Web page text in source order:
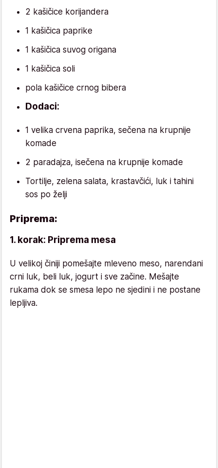
2 kašičice korijandera
1 kašičica paprike
1 kašičica suvog origana
1 kašičica soli
pola kašičice crnog bibera
Dodaci:
1 velika crvena paprika, sečena na krupnije
komade
2 paradajza, isečena na krupnije komade
Tortilje, zelena salata, krastavčići, luk i tahini
sos po želji
Priprema:
1. korak: Priprema mesa
U velikoj činiji pomešajte mleveno meso, narendani
crni luk, beli luk, jogurt i sve začine. Mešajte
rukama dok se smesa lepo ne sjedini i ne postane
lepljiva.